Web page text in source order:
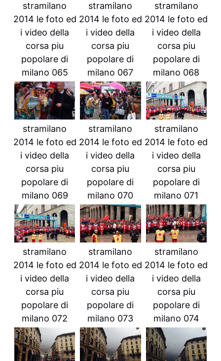
stramilano
2014 le foto ed
i video della
corsa piu
popolare di
milano 065
stramilano
2014 le foto ed
i video della
corsa piu
popolare di
milano 067
stramilano
2014 le foto ed
i video della
corsa piu
popolare di
milano 068
stramilano
2014 le foto ed
i video della
corsa piu
popolare di
milano 069
stramilano
2014 le foto ed
i video della
corsa piu
popolare di
milano 070
stramilano
2014 le foto ed
i video della
corsa piu
popolare di
milano 071
stramilano
2014 le foto ed
i video della
corsa piu
popolare di
milano 072
stramilano
2014 le foto ed
i video della
corsa piu
popolare di
milano 073
stramilano
2014 le foto ed
i video della
corsa piu
popolare di
milano 074